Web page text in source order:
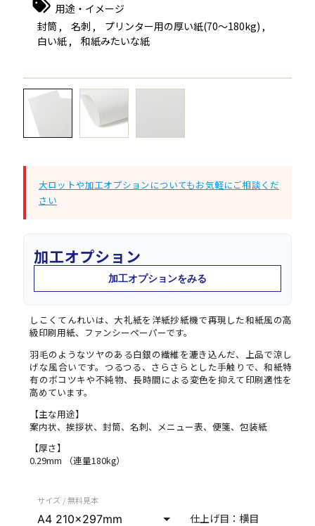
用途・イメージ
封筒 , 名刺 , プリンター用の厚い紙(70～180kg) ,
白い紙 , 和紙みたいな紙
← →
大ロットや加工オプションについてもお気軽にご相談くだ
さい
加工オプション
加工オプションをみる
しこくてんれいは、大礼紙を洋紙抄紙機で再現した和紙風の高
級印刷用紙、ファンシーペーパーです。
羽毛のようなツヤのある白銀の繊維を漉き込んだ、上品で涼し
げな風合いです。つるつる、さらさらとした手触りで、和紙特
有のボコツキや不純物、長時間による変色を抑えて印刷適性を
高めています。
【主な用途】
案内状、挨拶状、封筒、名刺、メニュー表、便箋、包装紙
【厚さ】
0.29mm （連量180kg）
サイズ / 無料見本
仕上げ目：横目